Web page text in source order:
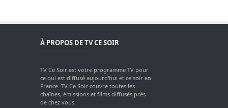
À PROPOS DE TV CE SOIR
TV Ce Soir est votre programme TV pour
ce qui est diffusé aujourd'hui et ce soir en
France. TV Ce Soir couvre toutes les
chaînes, émissions et films diffusés près
de chez vous.